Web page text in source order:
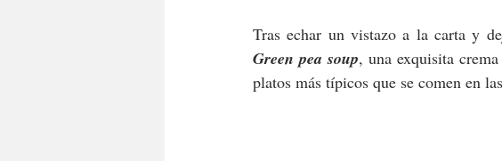
Green pea soup, una exquisita
platos más típicos que se comen en